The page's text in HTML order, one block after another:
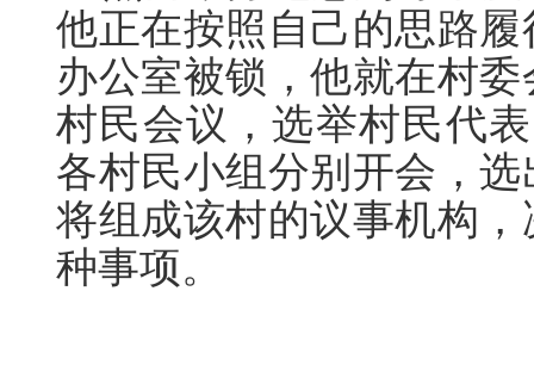
他正在按照自己的思路
办公室被锁，他就在村
村民会议，选举村民代
各村民小组分别开会，
将组成该村的议事机构
种事项。